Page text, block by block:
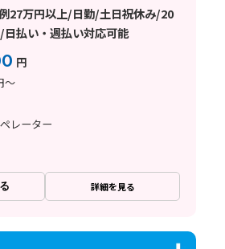
例27万円以上/日勤/土日祝休み/20
払い・週払い対応可能
円
～
レーター
詳細を見る